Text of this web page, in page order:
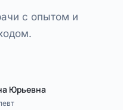
с опытом и
Юрьевна